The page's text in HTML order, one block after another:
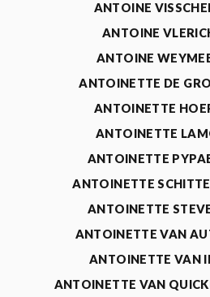
ANTOINE
ANTOINE
ANTOINE
ANTOINETTE DE
ANTOINETTE
ANTOINETTE
ANTOINETTE
ANTOINETTE
ANTOINETTE
ANTOINETTE VAN
ANTOINETTE VAN
ANTOINETTE VAN